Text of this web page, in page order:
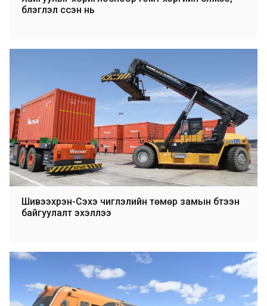
бүлэглэл үүссэн нь
Шивээхүрэн-Сэхэ чиглэлийн төмөр замын бүтээн
байгуулалт эхэллээ